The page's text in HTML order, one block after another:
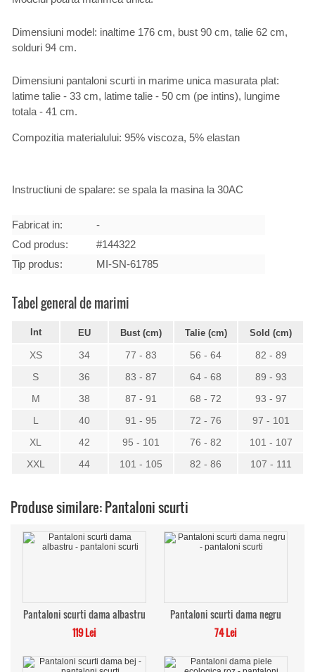
Dimensiuni model: inaltime 176 cm, bust 90 cm, talie 62 cm,
solduri 94 cm.
Dimensiuni pantaloni scurti in marime unica masurata plat:
latime talie - 33 cm, latime talie - 50 cm (pe intins), lungime
totala - 41 cm.
Compozitia materialului: 95% viscoza, 5% elastan
Instructiuni de spalare: se spala la masina la 30AC
Fabricat in:
-
Cod produs:
#144322
Tip produs:
MI-SN-61785
Tabel general de marimi
Int EU Bust (cm) Talie (cm) Sold (cm)
XS 34 77 - 83 56 - 64
82 - 89
S
36 83 - 87 64 - 68
89 - 93
M
38 87 - 91 68 - 72
93 - 97
L
40 91 - 95 72 - 76
97 - 101
XL
42 95 - 101 76 - 82
101 - 107
XXL
44 101 - 105 82 - 86 107 - 111
Produse similare: Pantaloni scurti
Pantaloni scurti dama albastru
119 Lei
Pantaloni scurti dama negru
74 Lei